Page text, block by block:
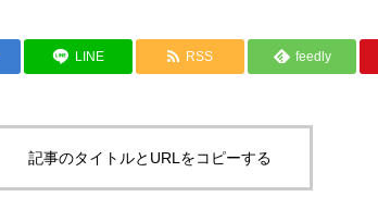
LINE RSS feedly
記事のタイトルとURLをコピーする